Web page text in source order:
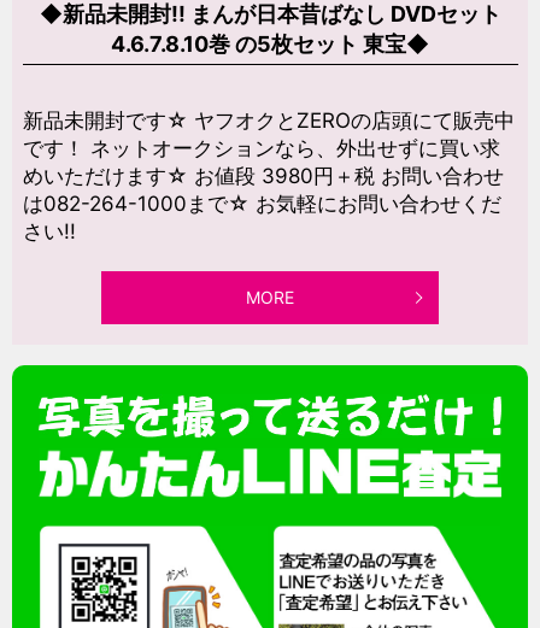
◆新品未開封!! まんが日本昔ばなし DVDセット
4.6.7.8.10巻 の5枚セット 東宝◆
新品未開封です☆ ヤフオクとZEROの店頭にて販売中
です！ ネットオークションなら、外出せずに買い求
めいただけます☆ お値段 3980円＋税 お問い合わせ
は082-264-1000まで☆ お気軽にお問い合わせくだ
さい!!
MORE